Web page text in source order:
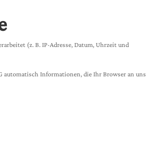
(z. B. IP-Adresse, Datum, Uhrzeit und
automatisch Informationen, die Ihr Browser an uns